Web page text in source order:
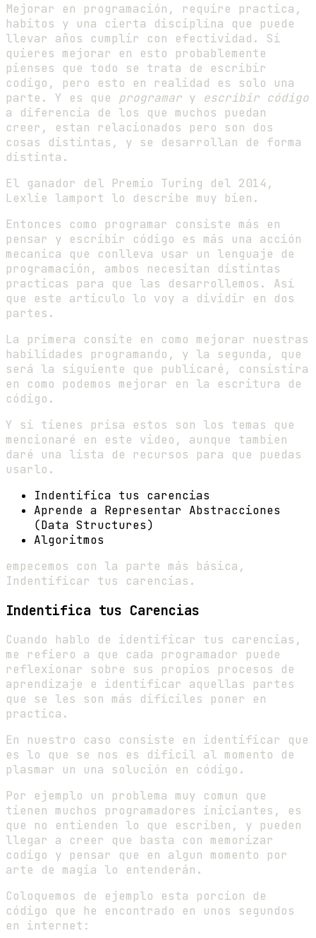
Mejorar en programación, require practica,
habitos y una cierta disciplina que puede
llevar años cumplir con efectividad. Si
quieres mejorar en esto probablemente
pienses que todo se trata de escribir
codigo, pero esto en realidad es solo una
parte. Y es que programar y escribir código
a diferencia de los que muchos puedan
creer, estan relacionados pero son dos
cosas distintas, y se desarrollan de forma
distinta.
El ganador del Premio Turing del 2014,
Lexlie lamport lo describe muy bien.
Entonces como programar consiste más en
pensar y escribir código es más una acción
mecanica que conlleva usar un lenguaje de
programación, ambos necesitan distintas
practicas para que las desarrollemos. Así
que este articulo lo voy a dividir en dos
partes.
La primera consite en como mejorar nuestras
habilidades programando, y la segunda, que
será la siguiente que publicaré, consistira
en como podemos mejorar en la escritura de
código.
Y si tienes prisa estos son los temas que
mencionaré en este video, aunque tambien
daré una lista de recursos para que puedas
usarlo.
Indentifica tus carencias
Aprende a Representar Abstracciones
(Data Structures)
Algoritmos
empecemos con la parte más básica,
Indentificar tus carencias.
Indentifica tus Carencias
Cuando hablo de identificar tus carencias,
me refiero a que cada programador puede
reflexionar sobre sus propios procesos de
aprendizaje e identificar aquellas partes
que se les son más difíciles poner en
practica.
En nuestro caso consiste en identificar que
es lo que se nos es dificil al momento de
plasmar un una solución en código.
Por ejemplo un problema muy comun que
tienen muchos programadores iniciantes, es
que no entienden lo que escriben, y pueden
llegar a creer que basta con memorizar
codigo y pensar que en algun momento por
arte de magia lo entenderán.
Coloquemos de ejemplo esta porcion de
código que he encontrado en unos segundos
en internet: